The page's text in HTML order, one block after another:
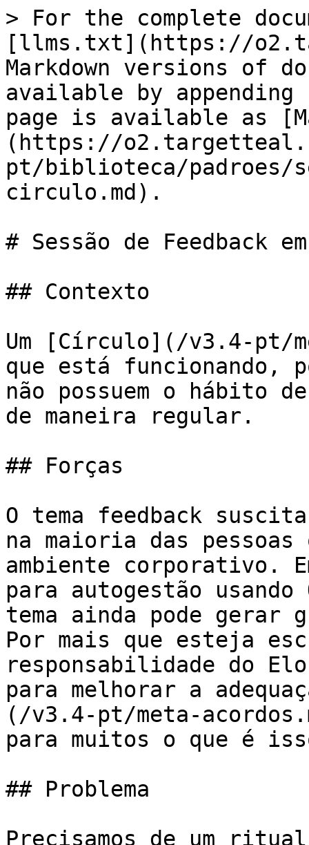
> For the complete
[llms.txt](https://
Markdown versions of
available by
page is available as
(https://
pt/biblioteca/padroes/
circulo.md).
# Sessão de Feedback
## Contexto
Um [Círculo](/v3.4-pt/
que está funcionando,
não possuem o hábito
de maneira regular.
## Forças
O tema feedback
na maioria das
ambiente corporativo.
para autogestão
tema ainda pode gerar
Por mais que esteja
responsabilidade do
para melhorar a
(/v3.4-pt/meta-
para muitos o que é
## Problema
Precisamos de um